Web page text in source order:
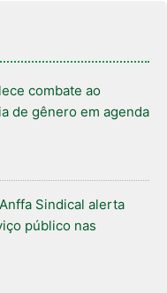
combate ao
de gênero em agenda
Sindical alerta
público nas